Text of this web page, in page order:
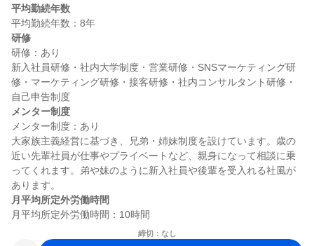
平均勤続年数
研修
研修：あり
新入社員研修・社内大学制度・営業研修・SNSマーケティング研
修・マーケティング研修・接客研修・社内コンサルタント研修・
メンター制度
メンター制度：あり
大家族主義経営に基づき、兄弟・姉妹制度を設けています。歳の
近い先輩社員が仕事やプライベートなど、親身になって相談に乗
ってくれます。弟や妹のように新入社員や後輩を受入れる社風が
月平均所定外労働時間
締切：なし